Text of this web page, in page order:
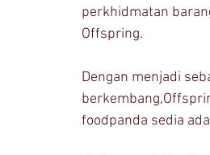
perkhidmatan
Offspring.
Dengan menjadi
foodpanda sedia